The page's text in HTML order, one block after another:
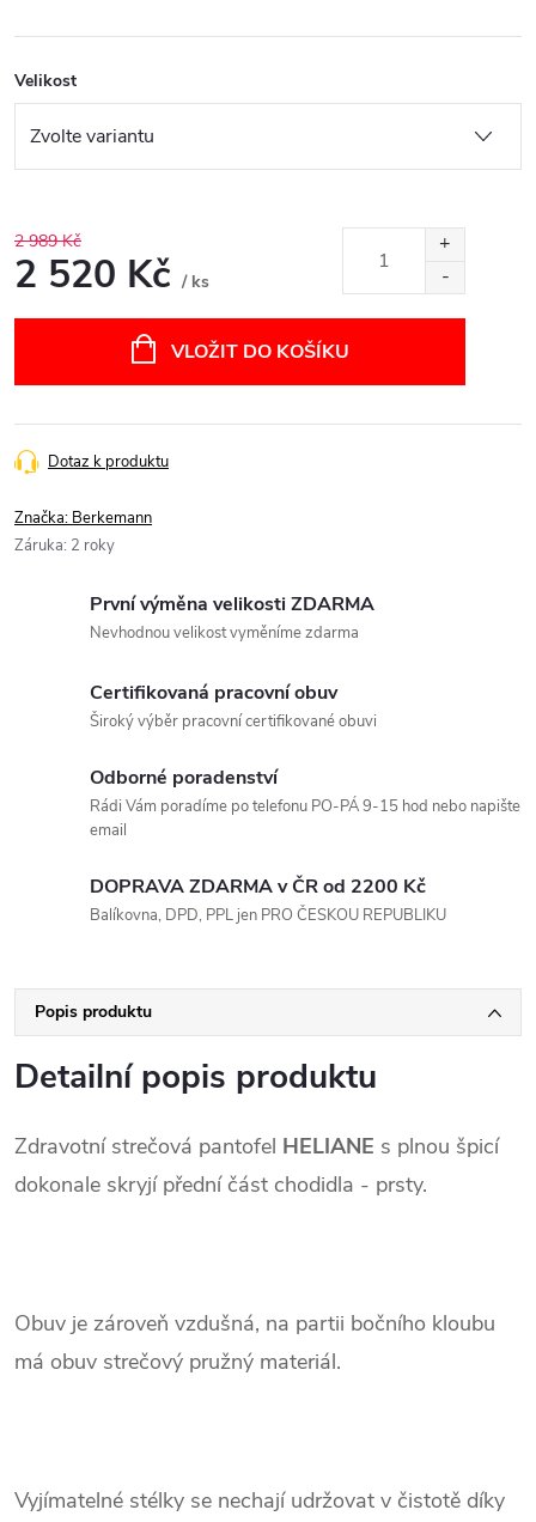
Velikost
2 989 Kč
2 520 Kč / ks
VLOŽIT DO KOŠÍKU
Dotaz k produktu
Značka: Berkemann
Záruka: 2 roky
První výměna velikosti ZDARMA
Nevhodnou velikost vyměníme zdarma
Certifikovaná pracovní obuv
Široký výběr pracovní certifikované obuvi
Odborné poradenství
Rádi Vám poradíme po telefonu PO-PÁ 9-15 hod nebo napište
email
DOPRAVA ZDARMA v ČR od 2200 Kč
Balíkovna, DPD, PPL jen PRO ČESKOU REPUBLIKU
Popis produktu
Detailní popis produktu
Zdravotní strečová pantofel HELIANE s plnou špicí
dokonale skryjí přední část chodidla - prsty.
Obuv je zároveň vzdušná, na partii bočního kloubu
má obuv strečový pružný materiál.
Vyjímatelné stélky se nechají udržovat v čistotě díky